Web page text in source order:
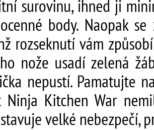
surovinu, ihned ji
body. Naopak
rozseknutí vám
nože usadí zelená
nepustí. Pamatujte
Ninja Kitchen War
velké nebezpečí,